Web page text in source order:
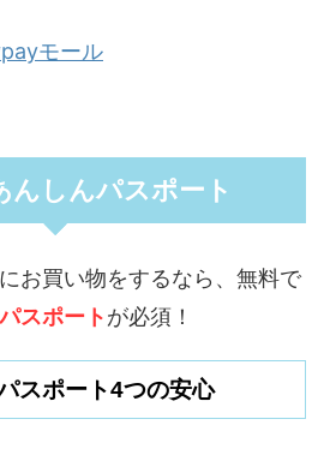
モール
んしんパスポート
お買い物をするなら、無料で
スポートが必須！
スポート4つの安心